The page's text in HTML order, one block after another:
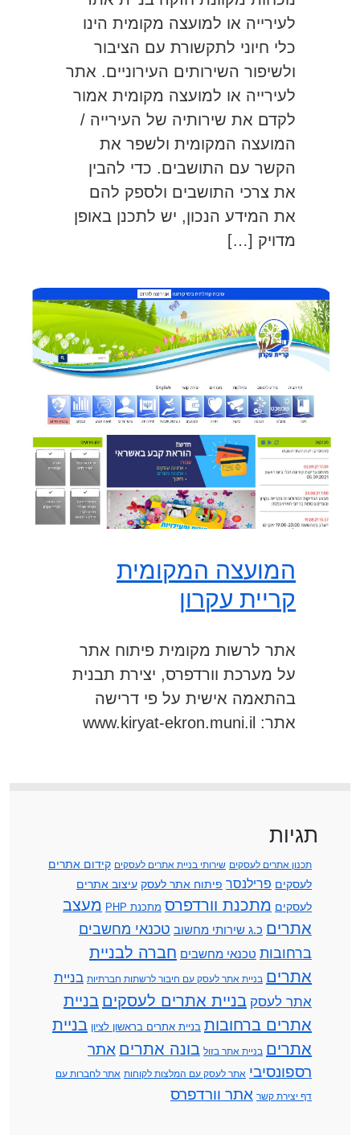
לעירייה או למועצה מקומית הינו
כלי חיוני לתקשורת עם הציבור
ולשיפור השירותים העירוניים. אתר
לעירייה או למועצה מקומית אמור
לקדם את שירותיה של העירייה /
המועצה המקומית ולשפר את
הקשר עם התושבים. כדי להבין
את צרכי התושבים ולספק להם
את המידע הנכון, יש לתכנן באופן
מדויק […]
המועצה המקומית
קריית עקרון
אתר לרשות מקומית פיתוח אתר
על מערכת וורדפרס, יצירת תבנית
בהתאמה אישית על פי דרישה
אתר: www.kiryat-ekron.muni.il
תגיות
תכנון אתרים לעסקים שירותי בניית אתרים לעסקים קידום אתרים
לעסקים פרילנסר פיתוח אתר לעסק עיצוב אתרים
לעסקים מתכנת וורדפרס מתכנת PHP
מעצב
אתרים כ.ג שירותי מחשוב טכנאי מחשבים
ברחובות טכנאי מחשבים חברה לבניית
אתרים בניית אתר לעסק עם חיבור לרשתות חברתיות בניית
אתר לעסק בניית אתרים לעסקים בניית
אתרים ברחובות בניית אתרים בראשון לציון בניית
אתרים בניית אתר בזול בונה אתרים אתר
רספונסיבי אתר לעסק עם המלצות לקוחות אתר לחברות עם
דף יצירת קשר אתר וורדפרס